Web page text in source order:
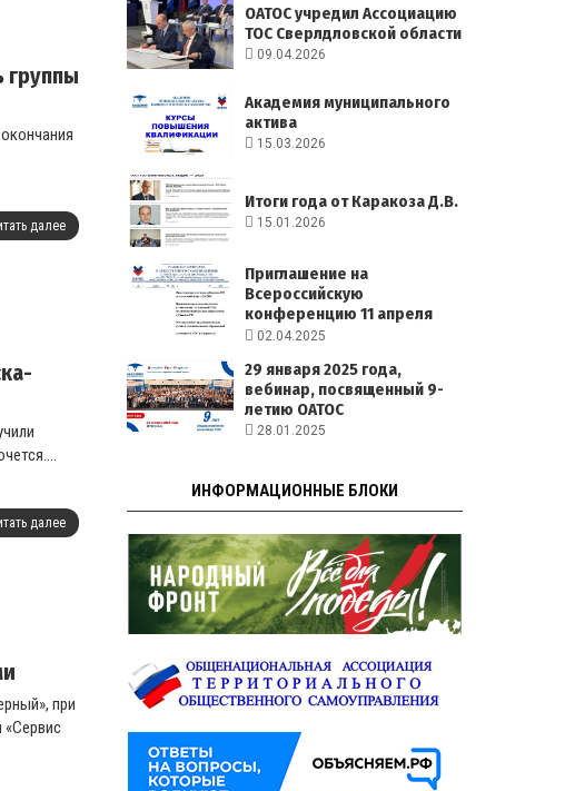
группы
далее
...
далее
при
«Сервис
ОАТОС учредил Ассоциацию
ТОС Сверлдловской области
09.04.2026
Академия муниципального
актива
15.03.2026
Итоги года от Каракоза Д.В.
15.01.2026
Приглашение на
Всероссийскую
конференцию 11 апреля
2025 года
02.04.2025
29 января 2025 года,
вебинар, посвященный 9-
летию ОАТОС
28.01.2025
ИНФОРМАЦИОННЫЕ БЛОКИ